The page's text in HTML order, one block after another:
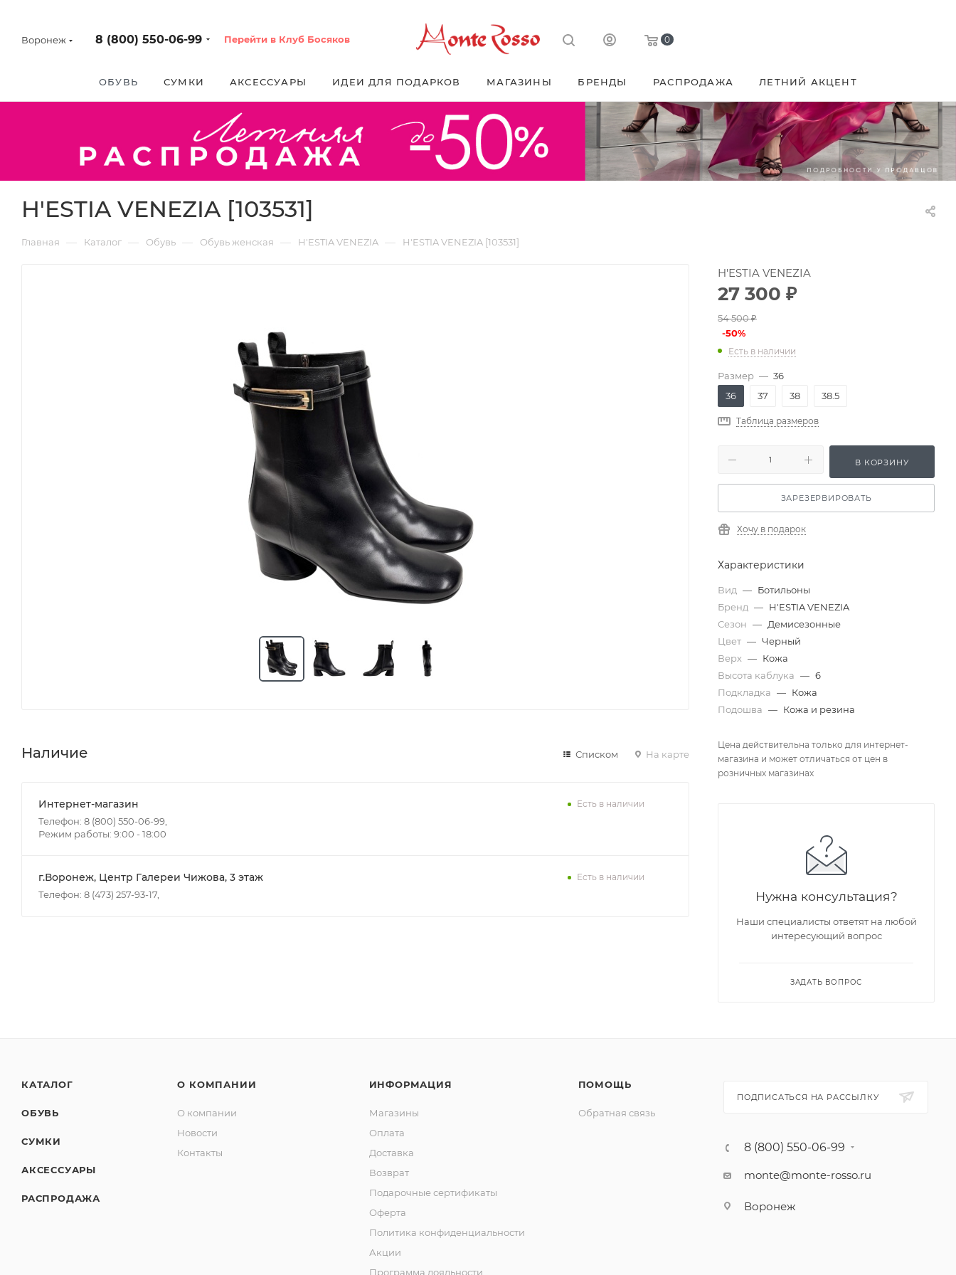
Воронеж 8 (800) 550-06-99 Перейти в Клуб Босяков 0
ОБУВЬ СУМКИ АКСЕССУАРЫ ИДЕИ ДЛЯ ПОДАРКОВ МАГАЗИНЫ БРЕНДЫ РАСПРОДАЖА ЛЕТНИЙ АКЦЕНТ
H'ESTIA VENEZIA [103531]
Главная — Каталог — Обувь — Обувь женская — H'ESTIA VENEZIA — H'ESTIA VENEZIA [103531]
Наличие Списком На карте
Интернет-магазин
Телефон: 8 (800) 550-06-99,
Режим работы: 9:00 - 18:00
Есть в наличии
г.Воронеж, Центр Галереи Чижова, 3 этаж
Телефон: 8 (473) 257-93-17,
Есть в наличии
H'ESTIA VENEZIA
27 300 ₽
54 500₽
-50%
Есть в наличии
Размер — 36
36
37 38 38.5
Таблица размеров
В КОРЗИНУ
ЗАРЕЗЕРВИРОВАТЬ
Хочу в подарок
Характеристики
Вид — Ботильоны
Бренд — H'ESTIA VENEZIA
Сезон — Демисезонные
Цвет — Черный
Верх — Кожа
Высота каблука — 6
Подкладка — Кожа
Подошва — Кожа и резина
Цена действительна только для интернет-
магазина и может отличаться от цен в
розничных магазинах
Нужна консультация?
Наши специалисты ответят на любой
интересующий вопрос
ЗАДАТЬ ВОПРОС
КАТАЛОГ
ОБУВЬ
СУМКИ
АКСЕССУАРЫ
РАСПРОДАЖА
О КОМПАНИИ
О компании
Новости
Контакты
ИНФОРМАЦИЯ
Магазины
Оплата
Доставка
Возврат
Подарочные сертификаты
Оферта
Политика конфиденциальности
Акции
Программа лояльности
ПОМОЩЬ
Обратная связь
ПОДПИСАТЬСЯ НА РАССЫЛКУ
8 (800) 550-06-99
monte@monte-rosso.ru
Воронеж